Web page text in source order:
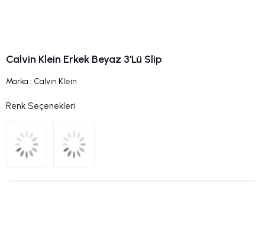
Calvin Klein Erkek Beyaz 3'Lü Slip
Marka : Calvin Klein
Renk Seçenekleri